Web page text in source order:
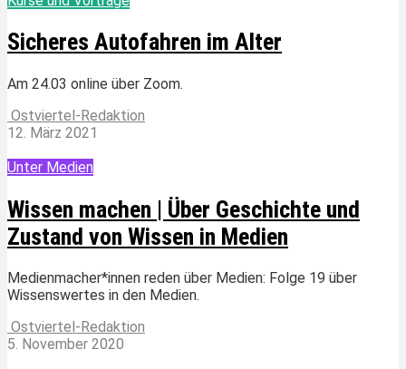
Sicheres Autofahren im Alter
Am 24.03 online über Zoom.
Ostviertel-Redaktion
12. März 2021
Unter Medien
Wissen machen | Über Geschichte und
Zustand von Wissen in Medien
Medienmacher*innen reden über Medien: Folge 19 über
Wissenswertes in den Medien.
Ostviertel-Redaktion
5. November 2020